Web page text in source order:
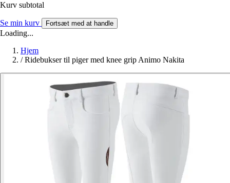
Kurv subtotal
Se min kurv Fortsæt med at handle
Loading...
Hjem
/ Ridebukser til piger med knee grip Animo Nakita